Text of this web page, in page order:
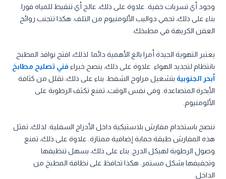
وجود أي تسربات خفية. علاوة على ذلك، عالج أي تنقيط للمياه فورا.
بناء على ذلك، تحمي دواليب الألومنيوم من التلف. هكذا تتجنب روائح
العفن الكريهة في مطبخك.
يعتبر التهوية الجيدة أمرا بالغ الأهمية دائما. لذلك، افتح نوافذ المطبخ
بانتظام لتجديد الهواء. علاوة على ذلك، ينصح خبراء فني تصليح مطابخ
أبحر الجنوبية بتشغيل مراوح الشفط. بناء على ذلك، تقلل من كثافة
الأبخرة المتصاعدة. وفي نفس الوقت، تمنع تكثف الرطوبة على
الألومنيوم.
ننصح باستخدام مفارش بلاستيكية داخل الأدراج السفلية. لذلك، تمثل
هذه المفارش طبقة حماية إضافية ممتازة. علاوة على ذلك، تمنع
وصول الرطوبة لهيكل الدرج. بناء على ذلك، يسهل تنظيفها
وتجفيفها بشكل مستمر. هكذا تحافظ على نظافة المطبخ من
الداخل.